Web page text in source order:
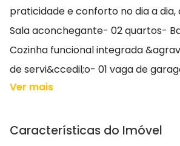
praticidade e conforto no dia a
Sala aconchegante- 02 quartos-
Cozinha funcional integrada
de servi&ccedil;o- 01 vaga de
Ver mais
Características do Imóvel